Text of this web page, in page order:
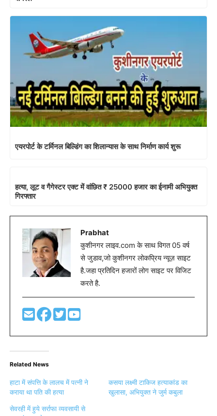
एयरपोर्ट के टर्मिनल बिल्डिंग का शिलान्यास के साथ निर्माण कार्य शुरू
हत्या, लूट व गैगेस्टर एक्ट में वांछित ₹ 25000 हजार का ईनामी अभियुक्त
गिरफ्तार
Prabhat
कुशीनगर लाइव.com के साथ विगत 05 वर्ष
से जुडाव,जो कुशीनगर लोकप्रिय न्यूज़ साइट
है.जहा प्रतिदिन हजारों लोग साइट पर विजिट
करते है.
Related News
हाटा में संपत्ति के लालच में पत्नी ने
कराया था पति की हत्या
कसया लक्ष्मी टाकिज हत्याकांड का
खुलासा, अभियुक्त ने जुर्म कबुला
सेवरही में हुये सर्राफा व्यवसायी से